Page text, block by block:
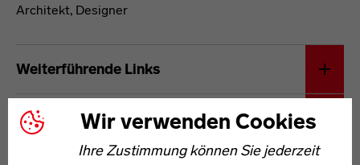
Wir verwenden Cookies
Ihre Zustimmung können Sie jederzeit
Architekt, Designer
Weiterführende Links
Netzwerke